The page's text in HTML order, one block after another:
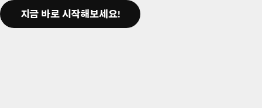
지금 바로 시작해보세요!